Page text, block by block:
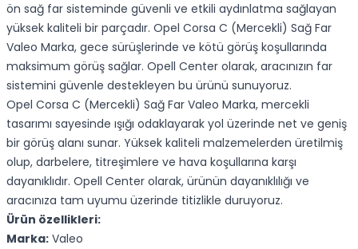
ön sağ far sisteminde güvenli ve etkili aydınlatma sağlayan
yüksek kaliteli bir parçadır. Opel Corsa C (Mercekli) Sağ Far
Valeo Marka, gece sürüşlerinde ve kötü görüş koşullarında
maksimum görüş sağlar. Opell Center olarak, aracınızın far
sistemini güvenle destekleyen bu ürünü sunuyoruz.
Opel Corsa C (Mercekli) Sağ Far Valeo Marka, mercekli
tasarımı sayesinde ışığı odaklayarak yol üzerinde net ve geniş
bir görüş alanı sunar. Yüksek kaliteli malzemelerden üretilmiş
olup, darbelere, titreşimlere ve hava koşullarına karşı
dayanıklıdır. Opell Center olarak, ürünün dayanıklılığı ve
aracınıza tam uyumu üzerinde titizlikle duruyoruz.
Ürün özellikleri:
Marka: Valeo